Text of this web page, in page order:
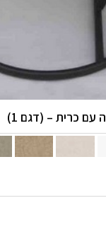
עם כרית – (דגם 1)